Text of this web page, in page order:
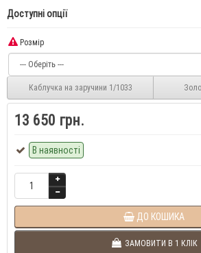
Доступні опції
Розмір
Каблучка на заручини 1/1033
13 650 грн.
В наявності
ДО КОШИКА
ЗАМОВИТИ В 1 КЛІК